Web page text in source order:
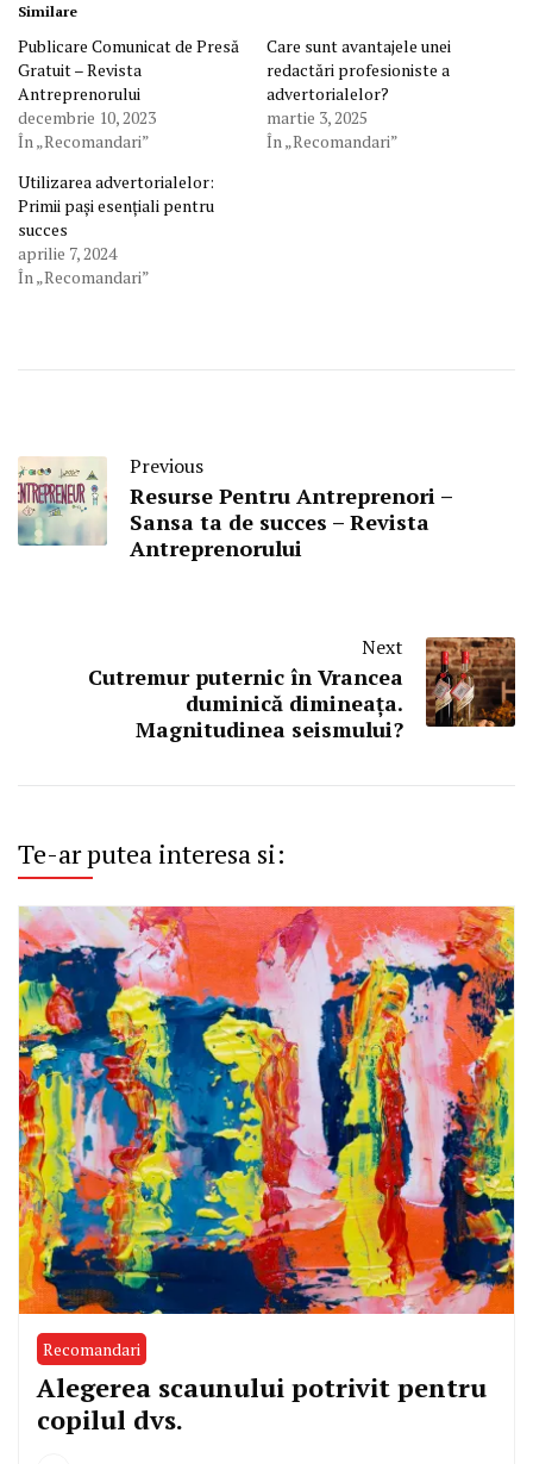
Similare
Publicare Comunicat de Presă
Gratuit – Revista
Antreprenorului
decembrie 10, 2023
În „Recomandari”
Care sunt avantajele unei
redactări profesioniste a
advertorialelor?
martie 3, 2025
În „Recomandari”
Utilizarea advertorialelor:
Primii pași esențiali pentru
succes
aprilie 7, 2024
În „Recomandari”
Previous
Resurse Pentru Antreprenori –
Sansa ta de succes – Revista
Antreprenorului
Next
Cutremur puternic în Vrancea
duminică dimineața.
Magnitudinea seismului?
Te-ar putea interesa si:
Recomandari
Alegerea scaunului potrivit pentru
copilul dvs.